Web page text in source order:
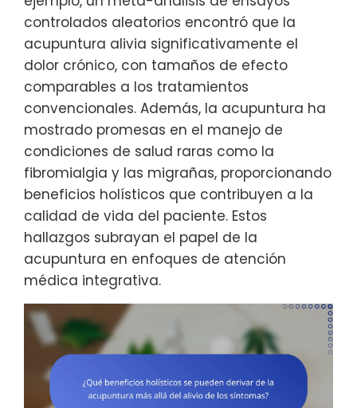
controlados aleatorios encontró que la
acupuntura alivia significativamente el
dolor crónico, con tamaños de efecto
comparables a los tratamientos
convencionales. Además, la acupuntura ha
mostrado promesas en el manejo de
condiciones de salud raras como la
fibromialgia y las migrañas, proporcionando
beneficios holísticos que contribuyen a la
calidad de vida del paciente. Estos
hallazgos subrayan el papel de la
acupuntura en enfoques de atención
médica integrativa.